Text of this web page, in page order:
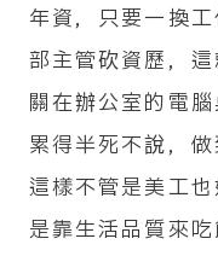
年資，只要一換
部主管砍資歷，
關在辦公室的電
累得半死不說，做
這樣不管是美工
是靠生活品質來